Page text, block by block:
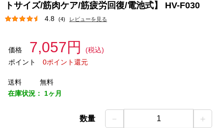
トサイズ/筋肉ケア/筋疲労回復/電池式】 HV-F030
4.8 (4) レビューを見る
価格 7,057円
(税込)
ポイント
0ポイント還元
送料
無料
在庫状況： 1ヶ月
数量 － 1 ＋